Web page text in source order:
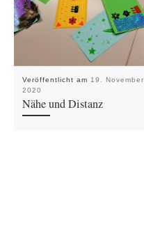
Veröffentlicht am 19. November
2020
Nähe und Distanz